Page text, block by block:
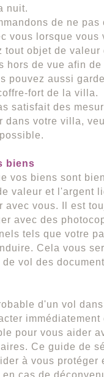
nuit.
de ne pas
vous lorsque vous
tout objet de valeur
hors de vue afin de
pouvez aussi
fort de la villa.
satisfait des
dans votre villa,
biens
vos biens sont
valeur et l'argent
avec vous. Il est
avec des
tels que votre
Cela vous
vol des
d'un vol
immédiatement
pour vous aider
Ce guide de
à vous protéger
cas de